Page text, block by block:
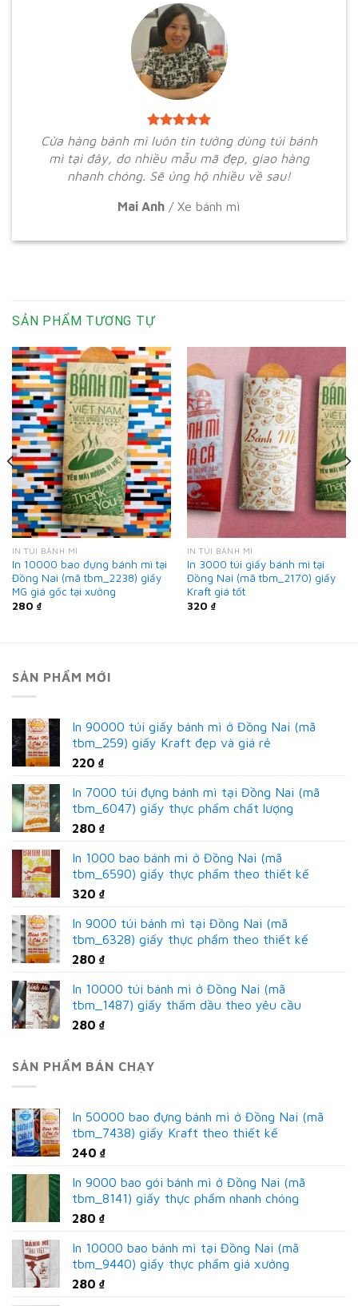
Cửa hàng bánh mì luôn tin tưởng dùng túi bánh
mì tại đây, do nhiều mẫu mã đẹp, giao hàng
nhanh chóng. Sẽ ủng hộ nhiều về sau!
Mai Anh / Xe bánh mì
SẢN PHẨM TƯƠNG TỰ
IN TÚI BÁNH MÌ
In 10000 bao đựng bánh mì tại
Đồng Nai (mã tbm_2238) giấy
MG giá gốc tại xưởng
280 ₫
IN TÚI BÁNH MÌ
In 3000 túi giấy bánh mì tại
Đồng Nai (mã tbm_2170) giấy
Kraft giá tốt
320 ₫
SẢN PHẨM MỚI
In 90000 túi giấy bánh mì ở Đồng Nai (mã
tbm_259) giấy Kraft đẹp và giá rẻ
220 ₫
In 7000 túi đựng bánh mì tại Đồng Nai (mã
tbm_6047) giấy thực phẩm chất lượng
280 ₫
In 1000 bao bánh mì ở Đồng Nai (mã
tbm_6590) giấy thực phẩm theo thiết kế
320 ₫
In 9000 túi bánh mì tại Đồng Nai (mã
tbm_6328) giấy thực phẩm theo thiết kế
280 ₫
In 10000 túi bánh mì ở Đồng Nai (mã
tbm_1487) giấy thấm dầu theo yêu cầu
280 ₫
SẢN PHẨM BÁN CHẠY
In 50000 bao đựng bánh mì ở Đồng Nai (mã
tbm_7438) giấy Kraft theo thiết kế
240 ₫
In 9000 bao gói bánh mì ở Đồng Nai (mã
tbm_8141) giấy thực phẩm nhanh chóng
280 ₫
In 10000 bao bánh mì tại Đồng Nai (mã
tbm_9440) giấy thực phẩm giá xưởng
280 ₫